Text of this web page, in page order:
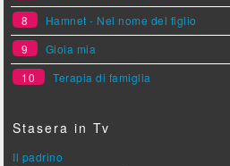
8
Hamnet - Nel nome del figlio
9
Gioia mia
10
Terapia di famiglia
Stasera in Tv
Il padrino